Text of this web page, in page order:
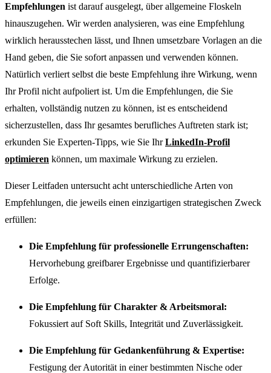
Empfehlungen ist darauf ausgelegt, über allgemeine Floskeln
hinauszugehen. Wir werden analysieren, was eine Empfehlung
wirklich herausstechen lässt, und Ihnen umsetzbare Vorlagen an die
Hand geben, die Sie sofort anpassen und verwenden können.
Natürlich verliert selbst die beste Empfehlung ihre Wirkung, wenn
Ihr Profil nicht aufpoliert ist. Um die Empfehlungen, die Sie
erhalten, vollständig nutzen zu können, ist es entscheidend
sicherzustellen, dass Ihr gesamtes berufliches Auftreten stark ist;
erkunden Sie Experten-Tipps, wie Sie IhrLinkedIn-Profil
optimieren können, um maximale Wirkung zu erzielen.
Dieser Leitfaden untersucht acht unterschiedliche Arten von
Empfehlungen, die jeweils einen einzigartigen strategischen Zweck
erfüllen:
Die Empfehlung für professionelle Errungenschaften:
Hervorhebung greifbarer Ergebnisse und quantifizierbarer
Erfolge.
Die Empfehlung für Charakter & Arbeitsmoral:
Fokussiert auf Soft Skills, Integrität und Zuverlässigkeit.
Die Empfehlung für Gedankenführung & Expertise:
Festigung der Autorität in einer bestimmten Nische oder